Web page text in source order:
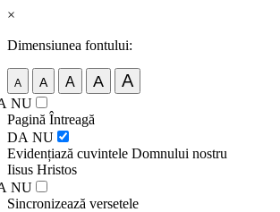
×
Dimensiunea fontului:
A A A A A
NU
Pagină Întreagă
DA NU
Evidențiază cuvintele Domnului nostru
Iisus Hristos
NU
Sincronizează versetele